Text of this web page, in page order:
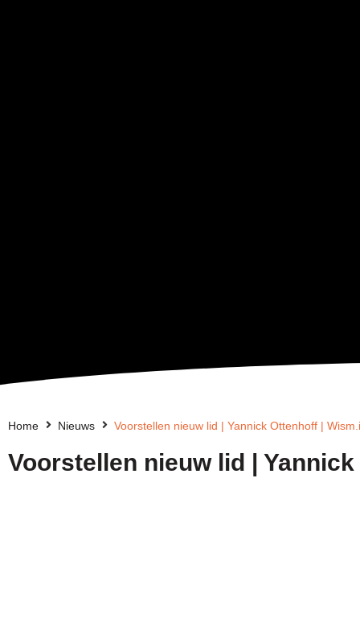
Home Nieuws Voorstellen nieuw lid | Yannick Ottenhoff |
Voorstellen nieuw lid |